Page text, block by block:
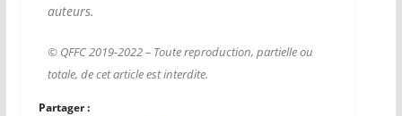
auteurs.
© QFFC 2019-2022 – Toute reproduction, partielle ou
totale, de cet article est interdite.
Partager :